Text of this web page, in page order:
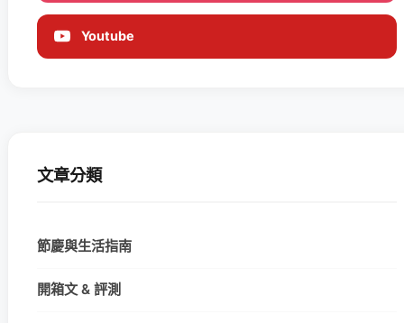
Youtube
文章分類
節慶與生活指南
開箱文 & 評測